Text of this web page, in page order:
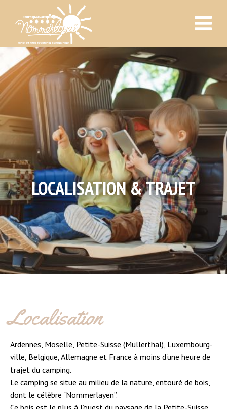
LOCALISATION & TRAJET
Localisation
Ardennes, Moselle, Petite-Suisse (Müllerthal), Luxembourg-
ville, Belgique, Allemagne et France à moins d'une heure de
trajet du camping.
Le camping se situe au milieu de la nature, entouré de bois,
dont le célèbre "Nommerlayen”.